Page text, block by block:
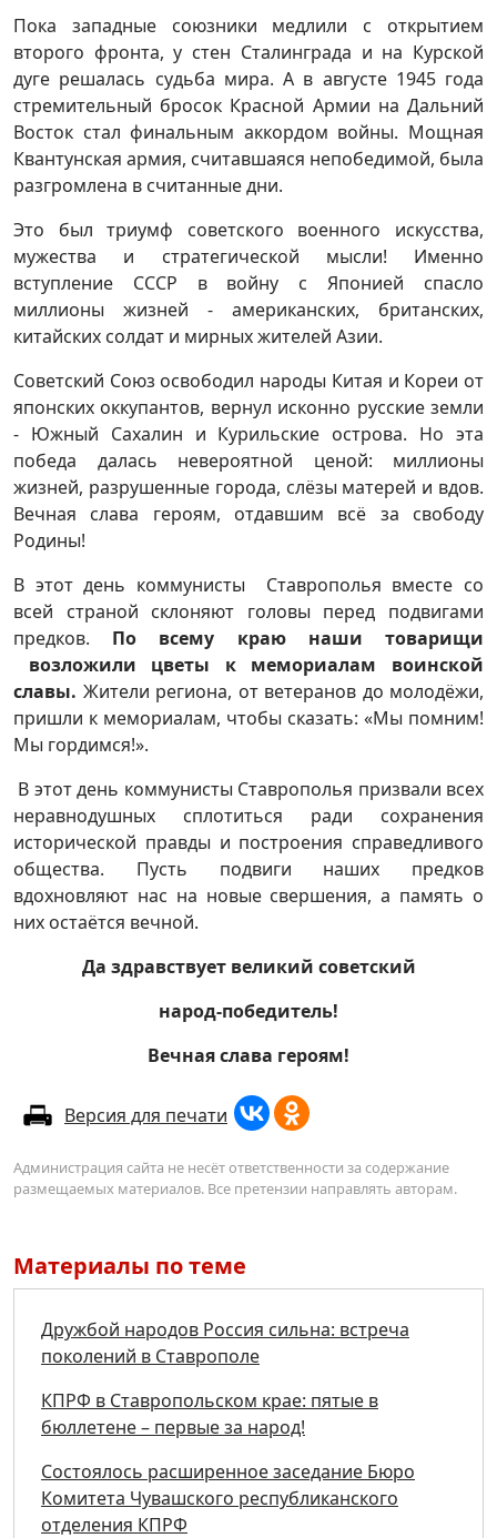
Пока западные союзники медлили с открытием
второго фронта, у стен Сталинграда и на Курской
дуге решалась судьба мира. А в августе 1945 года
стремительный бросок Красной Армии на Дальний
Восток стал финальным аккордом войны. Мощная
Квантунская армия, считавшаяся непобедимой, была
разгромлена в считанные дни.
Это был триумф советского военного искусства,
мужества и стратегической мысли! Именно
вступление СССР в войну с Японией спасло
миллионы жизней - американских, британских,
китайских солдат и мирных жителей Азии.
Советский Союз освободил народы Китая и Кореи от
японских оккупантов, вернул исконно русские земли
- Южный Сахалин и Курильские острова. Но эта
победа далась невероятной ценой: миллионы
жизней, разрушенные города, слёзы матерей и вдов.
Вечная слава героям, отдавшим всё за свободу
Родины!
В этот день коммунисты Ставрополья вместе со
всей страной склоняют головы перед подвигами
предков. По всему краю наши товарищи
возложили цветы к мемориалам воинской
славы. Жители региона, от ветеранов до молодёжи,
пришли к мемориалам, чтобы сказать: «Мы помним!
Мы гордимся!».
В этот день коммунисты Ставрополья призвали всех
неравнодушных сплотиться ради сохранения
исторической правды и построения справедливого
общества. Пусть подвиги наших предков
вдохновляют нас на новые свершения, а память о
них остаётся вечной.
Да здравствует великий советский
народ-победитель!
Вечная слава героям!
Версия для печати
Администрация сайта не несёт ответственности за содержание
размещаемых материалов. Все претензии направлять авторам.
Материалы по теме
Дружбой народов Россия сильна: встреча
поколений в Ставрополе
КПРФ в Ставропольском крае: пятые в
бюллетене – первые за народ!
Состоялось расширенное заседание Бюро
Комитета Чувашского республиканского
отделения КПРФ